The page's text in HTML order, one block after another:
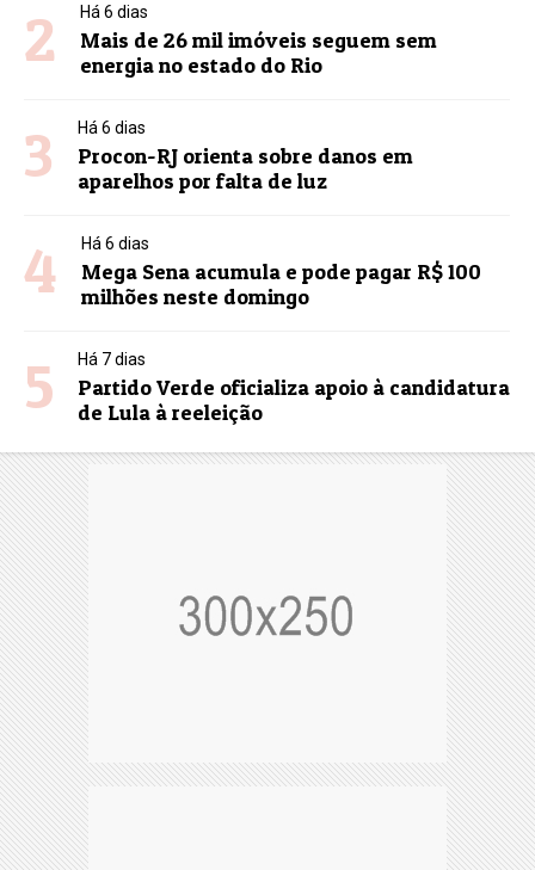
2 Há 6 dias
Mais de 26 mil imóveis seguem sem
energia no estado do Rio
3 Há 6 dias
Procon-RJ orienta sobre danos em
aparelhos por falta de luz
4 Há 6 dias
Mega Sena acumula e pode pagar R$ 100
milhões neste domingo
5 Há 7 dias
Partido Verde oficializa apoio à candidatura
de Lula à reeleição